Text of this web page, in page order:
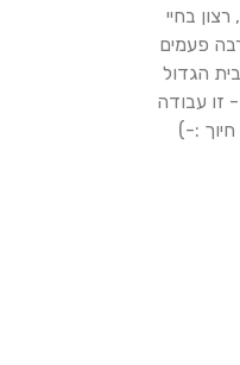
בחיי
פעמים
הגדול
- זו עבודה
:-)